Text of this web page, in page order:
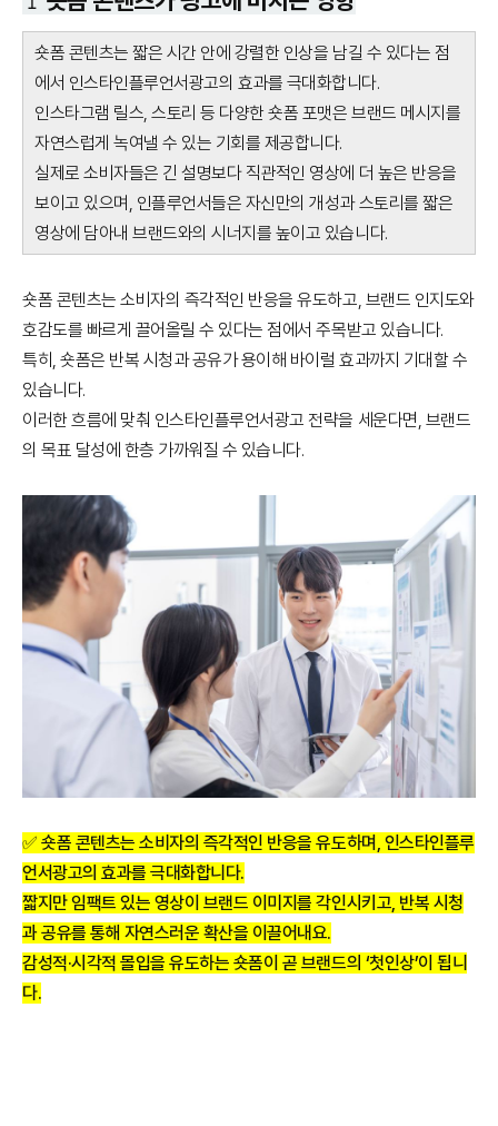
숏폼 콘텐츠는 짧은 시간 안에 강렬한 인상을 남길 수 있다는 점
에서 인스타인플루언서광고의 효과를 극대화합니다.
인스타그램 릴스, 스토리 등 다양한 숏폼 포맷은 브랜드 메시지를
자연스럽게 녹여낼 수 있는 기회를 제공합니다.
실제로 소비자들은 긴 설명보다 직관적인 영상에 더 높은 반응을
보이고 있으며, 인플루언서들은 자신만의 개성과 스토리를 짧은
영상에 담아내 브랜드와의 시너지를 높이고 있습니다.
숏폼 콘텐츠는 소비자의 즉각적인 반응을 유도하고, 브랜드 인지도와
호감도를 빠르게 끌어올릴 수 있다는 점에서 주목받고 있습니다.
특히, 숏폼은 반복 시청과 공유가 용이해 바이럴 효과까지 기대할 수
있습니다.
이러한 흐름에 맞춰 인스타인플루언서광고 전략을 세운다면, 브랜드
의 목표 달성에 한층 가까워질 수 있습니다.
✅ 숏폼 콘텐츠는 소비자의 즉각적인 반응을 유도하며, 인스타인플루
언서광고의 효과를 극대화합니다.
짧지만 임팩트 있는 영상이 브랜드 이미지를 각인시키고, 반복 시청
과 공유를 통해 자연스러운 확산을 이끌어내요.
감성적·시각적 몰입을 유도하는 숏폼이 곧 브랜드의 ‘첫인상’이 됩니
다.